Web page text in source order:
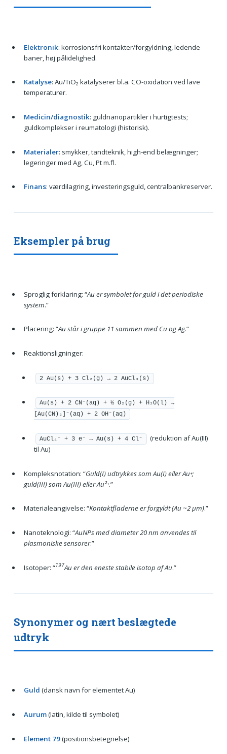
Elektronik: korrosionsfri kontakter/forgyldning, ledende
baner, høj pålidelighed.
Katalyse: Au/TiO₂ katalyserer bl.a. CO-oxidation ved lave
temperaturer.
Medicin/diagnostik: guldnanopartikler i hurtigtests;
guldkomplekser i reumatologi (historisk).
Materialer: smykker, tandteknik, high-end belægninger;
legeringer med Ag, Cu, Pt m.fl.
Finans: værdilagring, investeringsguld, centralbankreserver.
Eksempler på brug
Sproglig forklaring: “Au er symbolet for guld i det periodiske
system.”
Placering: “Au står i gruppe 11 sammen med Cu og Ag.”
Reaktionsligninger:
2 Au(s) + 3 Cl₂(g) → 2 AuCl₃(s)
Au(s) + 2 CN⁻(aq) + ½ O₂(g) + H₂O(l) →
[Au(CN)₂]⁻(aq) + 2 OH⁻(aq)
AuCl₄⁻ + 3 e⁻ → Au(s) + 4 Cl⁻
(reduktion af Au(III)
til Au)
Kompleksnotation: “Guld(I) udtrykkes som Au(I) eller Au⁺;
guld(III) som Au(III) eller Au³⁺.”
Materialeangivelse: “Kontaktfladerne er forgyldt (Au ~2 µm).”
Nanoteknologi: “AuNPs med diameter 20 nm anvendes til
plasmoniske sensorer.”
Isotoper: “197Au er den eneste stabile isotop af Au.”
Synonymer og nært beslægtede
udtryk
Guld (dansk navn for elementet Au)
Aurum(latin, kilde til symbolet)
Element 79(positionsbetegnelse)